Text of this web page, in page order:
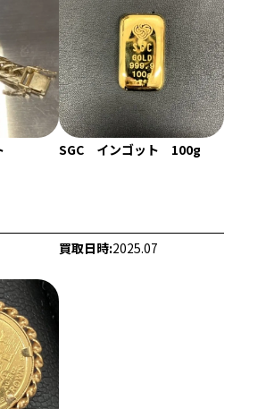
SGC インゴット 100g
買取日時:2025.07